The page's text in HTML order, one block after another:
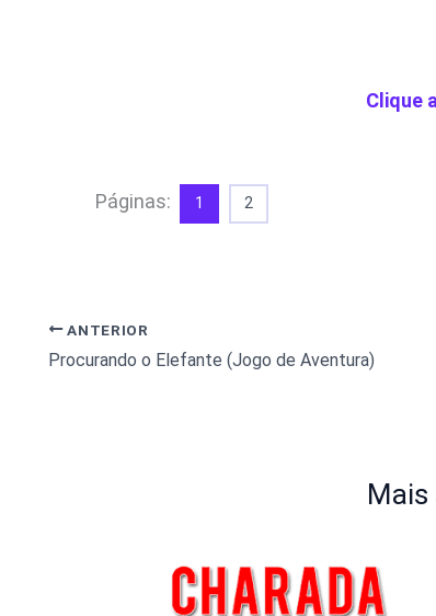
Clique
Páginas: 1 2
ANTERIOR
Procurando o Elefante (Jogo de Aventura)
Mais